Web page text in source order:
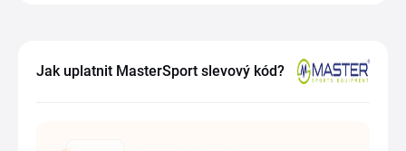
Jak uplatnit MasterSport slevový kód?